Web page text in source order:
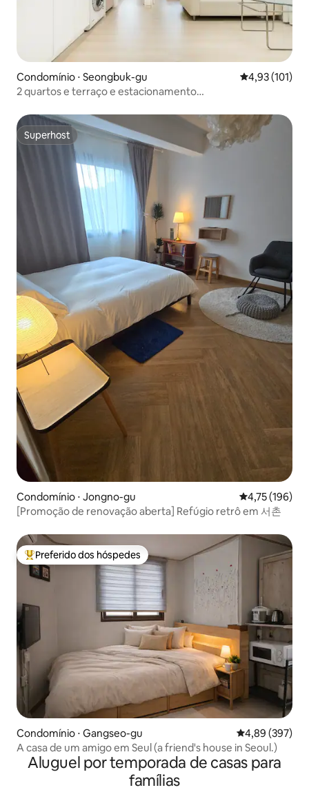
Condomínio ⋅ Seongbuk-gu 4,93 de uma
4,93 (101)
2 quartos e terraço e estacionamento
pessoas/2 minutos a pé do metrô/elevador
Superhost
Superhost
Condomínio ⋅ Jongno-gu 4,75 de uma
4,75 (196)
[Promoção de renovação aberta] Refúgio retrô em 서촌
Entre os melhores preferidos dos hóspedes
Preferido dos hóspedes
Condomínio ⋅ Gangseo-gu 4,89 de uma
4,89 (397)
A casa de um amigo em Seul (a friend's house in Seoul.)
Aluguel por temporada de casas para
famílias